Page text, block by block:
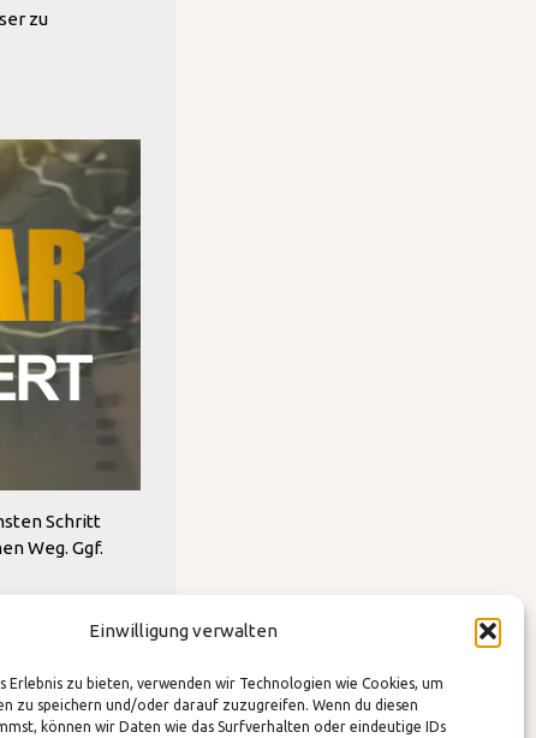
Einwilligung verwalten
Erlebnis zu bieten, verwenden wir Technologien wie Cookies, um
zu speichern und/oder darauf zuzugreifen. Wenn du diesen
können wir Daten wie das Surfverhalten oder eindeutige IDs
zu
Schritt
Weg. Ggf.
DER GUT